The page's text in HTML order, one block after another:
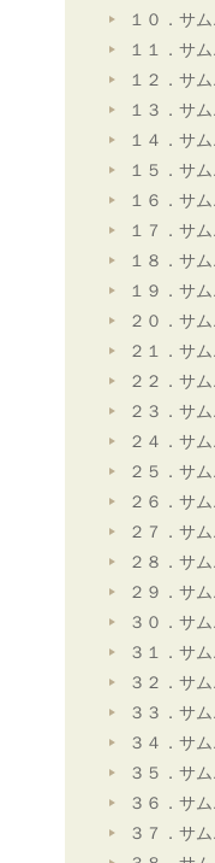
１０．サ
１１．サ
１２．サ
１３．サ
１４．サ
１５．サ
１６．サ
１７．サ
１８．サ
１９．サ
２０．サ
２１．サ
２２．サ
２３．サ
２４．サ
２５．サ
２６．サ
２７．サ
２８．サ
２９．サ
３０．サ
３１．サ
３２．サ
３３．サ
３４．サ
３５．サ
３６．サ
３７．サ